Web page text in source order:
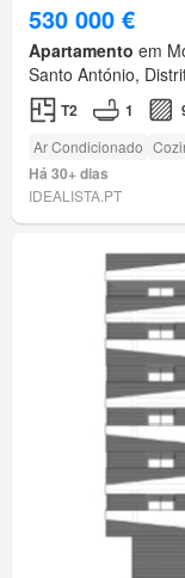
530 000 €
Apartamento em
Santo António,
T2 1
Ar Condicionado
Há 30+ dias
IDEALISTA.PT